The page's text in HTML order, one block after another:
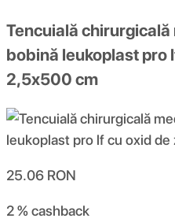
Tencuială
bobină leukoplast pro
2,5x500 cm
25.06 RON
2 %cashback